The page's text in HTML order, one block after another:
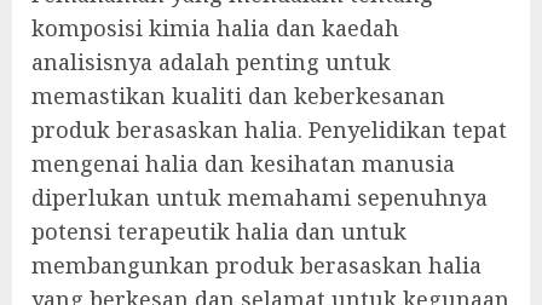
komposisi kimia halia dan kaedah
analisisnya adalah penting untuk
memastikan kualiti dan keberkesanan
produk berasaskan halia. Penyelidikan tepat
mengenai halia dan kesihatan manusia
diperlukan untuk memahami sepenuhnya
potensi terapeutik halia dan untuk
membangunkan produk berasaskan halia